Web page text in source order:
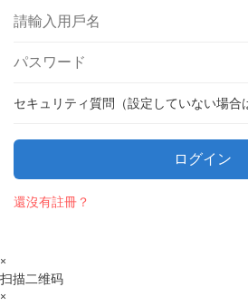
セキュリティ質問（設定していない場合
ログイン
還沒有註冊？
×
扫描二维码
×